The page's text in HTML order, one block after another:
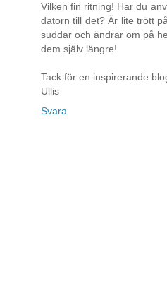
Vilken fin ritning! Har du
datorn till det? Är lite trött
suddar och ändrar om på
dem själv längre!
Tack för en inspirerande
Ullis
Svara